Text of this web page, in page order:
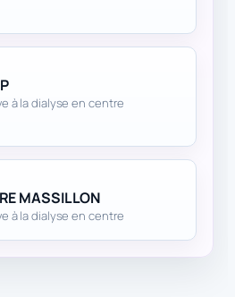
à la dialyse en centre
MASSILLON
à la dialyse en centre